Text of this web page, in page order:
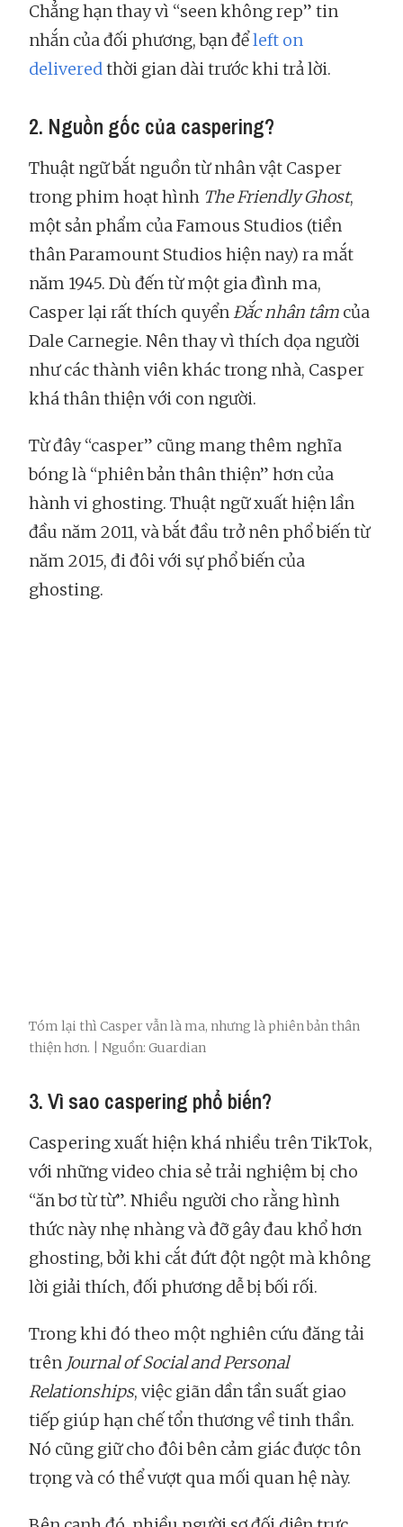
Chẳng hạn thay vì “seen không rep” tin
nhắn của đối phương, bạn đểleft on
deliveredthời gian dài trước khi trả lời.
2. Nguồn gốc của caspering?
Thuật ngữ bắt nguồn từ nhân vật Casper
trong phim hoạt hình The Friendly Ghost,
một sản phẩm của Famous Studios (tiền
thân Paramount Studios hiện nay) ra mắt
năm 1945. Dù đến từ một gia đình ma,
Casper lại rất thích quyểnĐắc nhân tâm của
Dale Carnegie. Nên thay vì thích dọa người
như các thành viên khác trong nhà, Casper
khá thân thiện với con người.
Từ đây “casper” cũng mang thêm nghĩa
bóng là “phiên bản thân thiện” hơn của
hành vi ghosting. Thuật ngữ xuất hiện lần
đầu năm 2011, và bắt đầu trở nên phổ biến từ
năm 2015, đi đôi với sự phổ biến của
ghosting.
Tóm lại thì Casper vẫn là ma, nhưng là phiên bản thân
thiện hơn. | Nguồn: Guardian
3. Vì sao caspering phổ biến?
Caspering xuất hiện khá nhiều trên TikTok,
với những video chia sẻ trải nghiệm bị cho
“ăn bơ từ từ”. Nhiều người cho rằng hình
thức này nhẹ nhàng và đỡ gây đau khổ hơn
ghosting, bởi khi cắt đứt đột ngột mà không
lời giải thích, đối phương dễ bị bối rối.
Trong khi đó theo một nghiên cứu đăng tải
trên Journal of Social and Personal
Relationships, việc giãn dần tần suất giao
tiếp giúp hạn chế tổn thương về tinh thần.
Nó cũng giữ cho đôi bên cảm giác được tôn
trọng và có thể vượt qua mối quan hệ này.